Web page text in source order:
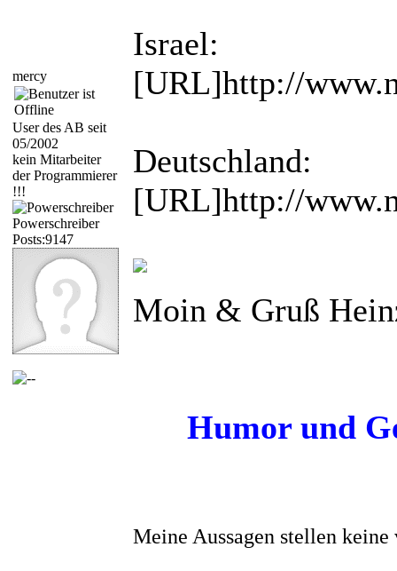
mercy
User des AB seit
05/2002
kein Mitarbeiter
der Programmierer
!!!
Powerschreiber
Posts:9147
Israel:
[URL]http://
Deutschland:
[URL]http://
Moin & Gruß
Humor und
Meine Aussagen stellen